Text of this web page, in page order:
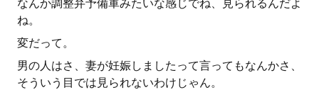
なんか調整弁予備軍みたいな感じでね、見られるんだよ
ね。
変だって。
男の人はさ、妻が妊娠しましたって言ってもなんかさ、
そういう目では見られないわけじゃん。